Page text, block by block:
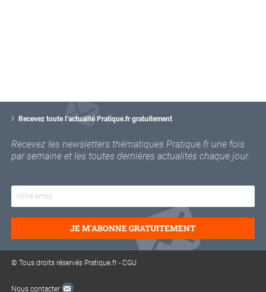
Recevez toute l’actualité Pratique.fr gratuitement
Recevez les newsletters thématiques Pratique.fr une fois
par semaine et les toutes dernières actualités chaque jour.
o
r
e
e
JE M'ABONNE GRATUITEMENT
© Tous droits réservés Pratique.fr -CGU
Nous contacter